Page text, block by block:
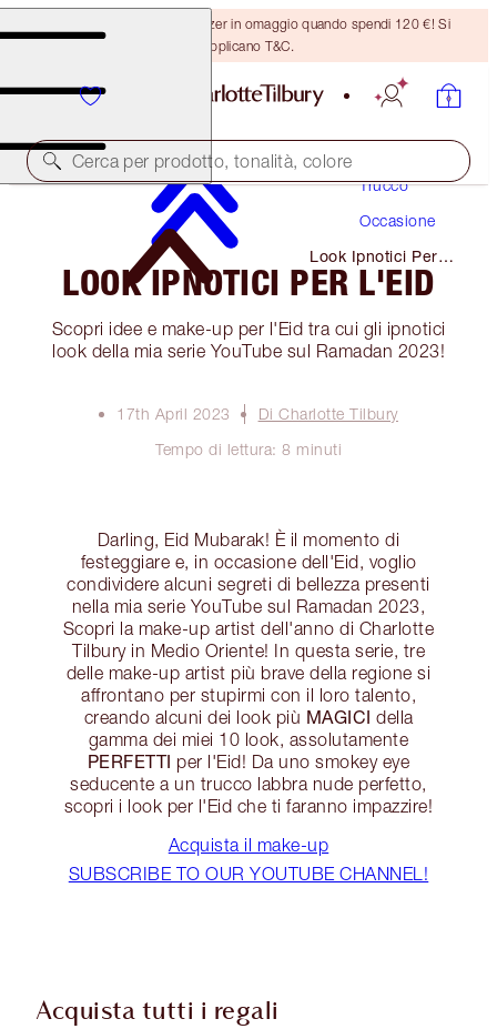
Ricevi un pennello per bronzer in omaggio quando spendi 120 €! Si
applicano T&C.
Cerca per prodotto, tonalità, colore
Trucco
Occasione
Look Ipnotici Per
L'eid
LOOK IPNOTICI PER L'EID
Scopri idee e make-up per l'Eid tra cui gli ipnotici
look della mia serie YouTube sul Ramadan 2023!
17th April 2023
Di Charlotte Tilbury
Tempo di lettura: 8 minuti
Darling, Eid Mubarak! È il momento di
festeggiare e, in occasione dell'Eid, voglio
condividere alcuni segreti di bellezza presenti
nella mia serie YouTube sul Ramadan 2023,
Scopri la make-up artist dell'anno di Charlotte
Tilbury in Medio Oriente! In questa serie, tre
delle make-up artist più brave della regione si
affrontano per stupirmi con il loro talento,
creando alcuni dei look più MAGICI della
gamma dei miei 10 look, assolutamente
PERFETTI per l'Eid! Da uno smokey eye
seducente a un trucco labbra nude perfetto,
scopri i look per l'Eid che ti faranno impazzire!
Acquista il make-up
SUBSCRIBE TO OUR YOUTUBE CHANNEL!
Acquista tutti i regali